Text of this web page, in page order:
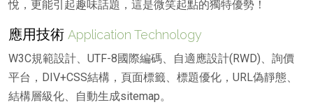
悅，更能引起趣味話題，這是微笑起點的獨特優勢！
應用技術 Application Technology
W3C規範設計、UTF-8國際編碼、自適應設計(RWD)、詢價
平台，DIV+CSS結構，頁面標籤、標題優化，URL偽靜態、
結構層級化、自動生成sitemap。